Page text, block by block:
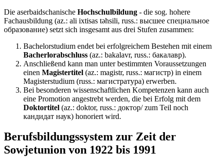
Die aserbaidschanische Hochschulbildung - die sog. hohere
Fachausbildung (az.: ali ixtisas təhsili, russ.: высшее специальное
образование) setzt sich insgesamt aus drei Stufen zusammen:
Bachelorstudium endet bei erfolgreichem Bestehen mit einem
Bacherlorabschluss (az.: bakalavr, russ.: бакалавр).
Anschließend kann man unter bestimmten Voraussetzungen
einen Magistertitel (az.: magistr, russ.: магистр) in einem
Magisterstudium (russ.: магистратура) erwerben.
Bei besonderen wissenschaftlichen Kompetenzen kann auch
einе Promotion angestrebt werden, die bei Erfolg mit dem
Doktortitel (az.: doktor, russ.: доктор/ zum Teil noch
кандидат наук) honoriert wird.
Berufsbildungssystem zur Zeit der
Sowjetunion von 1922 bis 1991